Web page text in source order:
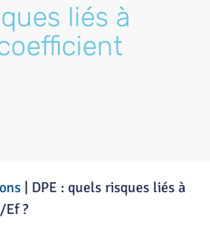
liés à
DPE : quels risques liés à
Ef ?